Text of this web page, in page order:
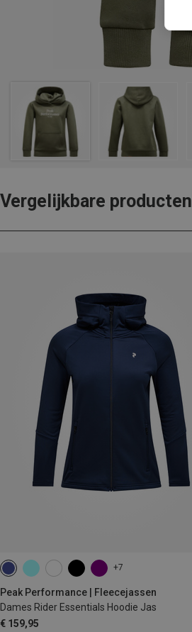
Vergelijkbare producten
+7
Peak Performance | Fleecejassen
Dames Rider Essentials Hoodie Jas
€ 159,95
XS S M XL